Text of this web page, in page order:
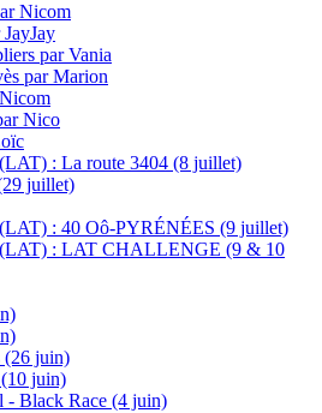
Nicom
par Vania
par Marion
Nico
: La route 3404 (8 juillet)
juillet)
: 40 Oô-PYRÉNÉES (9 juillet)
: LAT CHALLENGE (9 & 10
(26 juin)
juin)
- Black Race (4 juin)